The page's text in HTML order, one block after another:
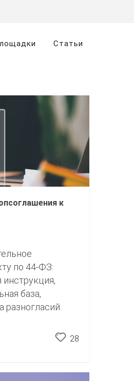
Статьи
к
по 44-ФЗ:
инструкция,
база,
разногласий.
28